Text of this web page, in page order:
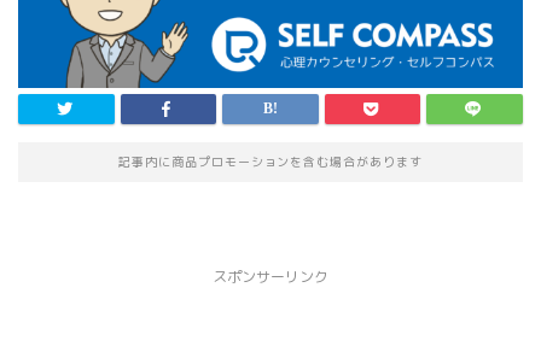
記事内に商品プロモーションを含む場合があります
スポンサーリンク